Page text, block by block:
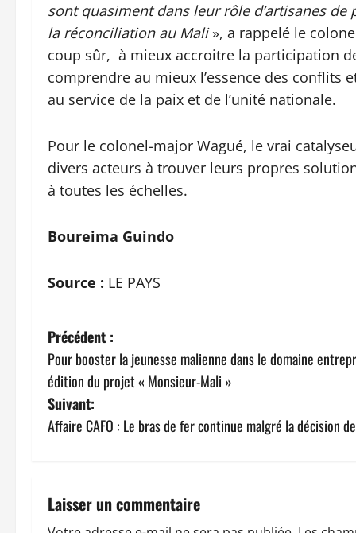
sont quasiment dans leur rôle d’artisanes
la réconciliation au Mali», a rappelé le
coup sûr, à mieux accroitre la participation
comprendre au mieux l’essence des
au service de la paix et de l’unité nationale.
Pour le colonel-major Wagué, le vrai
divers acteurs à trouver leurs propres
à toutes les échelles.
Boureima Guindo
Source : LE PAYS
N
a
v
i
a
Précédent :
Pour booster la jeunesse malienne dans le domaine
édition du projet « Monsieur-Mali »
Suivant:
Affaire CAFO : Le bras de fer continue malgré la décision
Laisser un commentaire